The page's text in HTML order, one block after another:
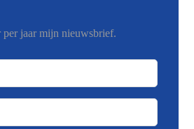
per jaar mijn nieuwsbrief.